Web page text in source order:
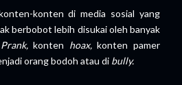
konten di media sosial yang
berbobot lebih disukai oleh banyak
Prank,konten hoax,konten pamer
orang bodoh atau di bully.